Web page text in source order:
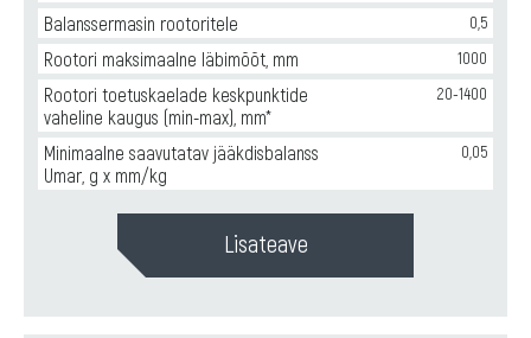
Balanssermasin rootoritele 0,5
Rootori maksimaalne läbimõõt, mm 1000
Rootori toetuskaelade keskpunktide
vaheline kaugus (min-max), mm*
20-1400
Minimaalne saavutatav jääkdisbalanss
Umar, g x mm/kg
0,05
Lisateave